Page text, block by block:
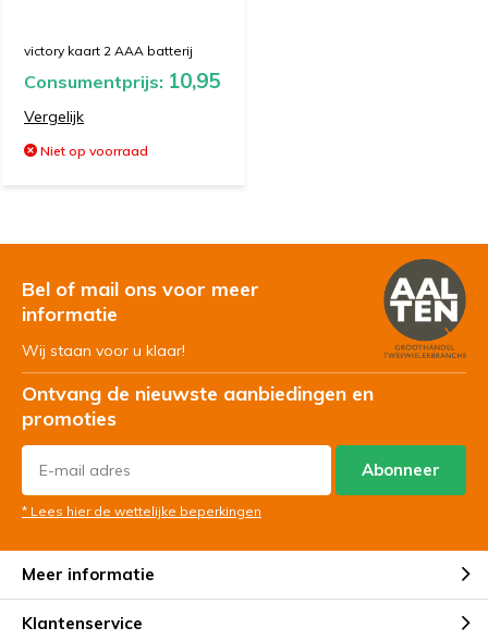
victory kaart 2 AAA batterij
Consumentprijs: 10,95
Vergelijk
Niet op voorraad
Bel of mail ons voor meer
informatie
Wij staan voor u klaar!
Ontvang de nieuwste aanbiedingen en
promoties
Abonneer
* Lees hier de wettelijke beperkingen
Meer informatie
Klantenservice